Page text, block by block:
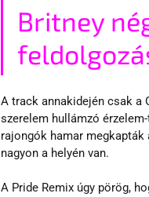
Britney
A track annakidején csak a
szerelem hullámzó
rajongók hamar
nagyon a helyén van.
A Pride Remix úgy pörög,